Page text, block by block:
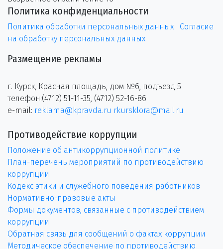
Политика конфиденциальности
Политика обработки персональных данных
Согласие
на обработку персональных данных
Размещение рекламы
г. Курск, Красная площадь, дом №6, подъезд 5
телефон:(4712) 51-11-35, (4712) 52-16-86
e-mail: reklama@kpravda.ru rkursklora@mail.ru
Противодействие коррупции
Положение об антикоррупционной политике
План-перечень мероприятий по противодействию
коррупции
Кодекс этики и служебного поведения работников
Нормативно-правовые акты
Формы документов, связанные с противодействием
коррупции
Обратная связь для сообщений о фактах коррупции
Методическое обеспечение по противодействию